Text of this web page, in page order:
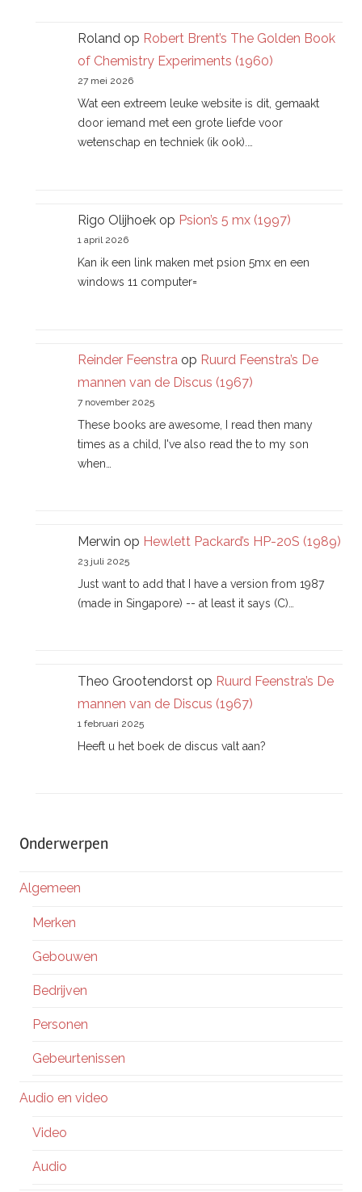
Roland op Robert Brent’s The Golden Book
of Chemistry Experiments (1960)
27 mei 2026
Wat een extreem leuke website is dit, gemaakt
door iemand met een grote liefde voor
wetenschap en techniek (ik ook).…
Rigo Olijhoek op Psion’s 5 mx (1997)
1 april 2026
Kan ik een link maken met psion 5mx en een
windows 11 computer=
Reinder Feenstra op Ruurd Feenstra’s De
mannen van de Discus (1967)
7 november 2025
These books are awesome, I read then many
times as a child, I've also read the to my son
when…
Merwin op Hewlett Packard’s HP-20S (1989)
23 juli 2025
Just want to add that I have a version from 1987
(made in Singapore) -- at least it says (C)…
Theo Grootendorst op Ruurd Feenstra’s De
mannen van de Discus (1967)
1 februari 2025
Heeft u het boek de discus valt aan?
Onderwerpen
Algemeen
Merken
Gebouwen
Bedrijven
Personen
Gebeurtenissen
Audio en video
Video
Audio